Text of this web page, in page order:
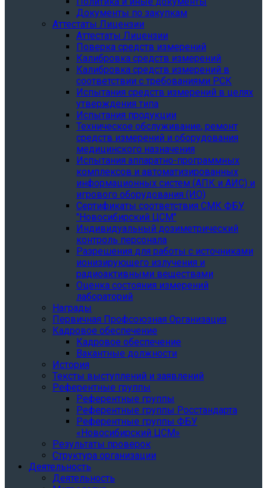
Документы по закупкам
Аттестаты Лицензии
Аттестаты Лицензии
Поверка средств измерений
Калибровка средств измерений
Калибровка средств измерений в
соответствии с требованиями РСК
Испытания средств измерений в целях
утверждения типа
Испытания продукции
Техническое обслуживание, ремонт
средств измерений и оборудования
медицинского назначения
Испытания аппаратно-программных
комплексов и автоматизированных
информационных систем (АПК и АИС) и
игрового оборудования (ИО)
Сертификаты соответствия СМК ФБУ
"Новосибирский ЦСМ"
Индивидуальный дозиметрический
контроль персонала
Разрешения для работы с источниками
ионизирующего излучения и
радиоактивными веществами
Оценка состояния измерений
лабораторий
Награды
Первичная Профсоюзная Организация
Кадровое обеспечение
Кадровое обеспечение
Вакантные должности
История
Тексты выступлений и заявлений
Референтные группы
Референтные группы
Референтные группы Росстандарта
Референтные группы ФБУ
«Новосибирский ЦСМ»
Результаты проверок
Структура организации
Деятельность
Деятельность